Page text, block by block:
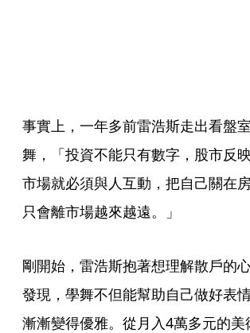
事實上，一年多前雷浩斯走出看盤
舞，「投資不能只有數字，股市反
市場就必須與人互動，把自己關在
只會離市場越來越遠。」
剛開始，雷浩斯抱著想理解散戶的
發現，學舞不但能幫助自己做好表
漸漸變得優雅。從月入4萬多元的